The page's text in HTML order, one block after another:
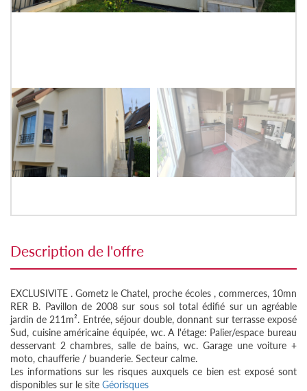
description de l'offre
EXCLUSIVITE . Gometz le Chatel, proche écoles , commerces, 10mn
RER B. Pavillon de 2008 sur sous sol total édifié sur un agréable
jardin de 211m². Entrée, séjour double, donnant sur terrasse exposé
Sud, cuisine américaine équipée, wc. A l'étage: Palier/espace bureau
desservant 2 chambres, salle de bains, wc. Garage une voiture +
moto, chaufferie / buanderie. Secteur calme.
Les informations sur les risques auxquels ce bien est exposé sont
disponibles sur le site Géorisques